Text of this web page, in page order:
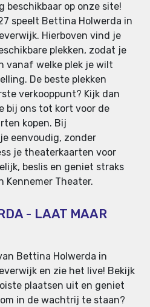
beschikbaar op onze site!
speelt Bettina Holwerda in
Hierboven vind je
plekken, zodat je
vanaf welke plek je wilt
De beste plekken
verkooppunt? Kijk dan
bij ons tot kort voor de
kopen. Bij
eenvoudig, zonder
je theaterkaarten voor
beslis en geniet straks
Kennemer Theater.
- LAAT MAAR
Bettina Holwerda in
en zie het live! Bekijk
plaatsen uit en geniet
in de wachtrij te staan?